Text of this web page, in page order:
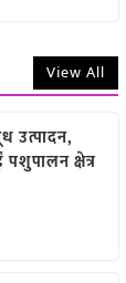
View All
उत्पादन,
क्षेत्र